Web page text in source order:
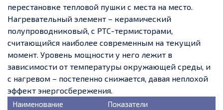
перестановке тепловой пушки с места на место.
Нагревательный элемент – керамический
полупроводниковый, с РТС-термисторами,
считающийся наиболее современным на текущий
момент. Уровень мощности у него лежит в
зависимости от температуры окружающей среды, и
с нагревом – постепенно снижается, давая неплохой
эффект энергосбережения.
Наименование Показатели